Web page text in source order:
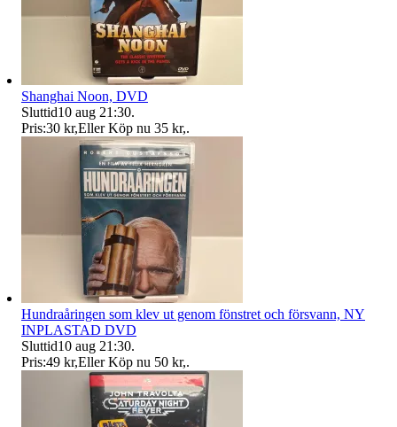
Shanghai Noon, DVD
Sluttid10 aug 21:30.
Pris:30 kr,Eller Köp nu 35 kr,.
Hundraåringen som klev ut genom fönstret och försvann, NY
INPLASTAD DVD
Sluttid10 aug 21:30.
Pris:49 kr,Eller Köp nu 50 kr,.